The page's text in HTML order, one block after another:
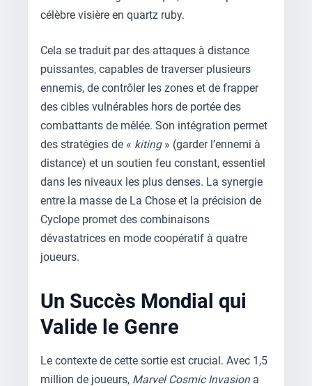
célèbre visière en quartz ruby.
Cela se traduit par des attaques à distance
puissantes, capables de traverser plusieurs
ennemis, de contrôler les zones et de frapper
des cibles vulnérables hors de portée des
combattants de mêlée. Son intégration permet
des stratégies de « kiting» (garder l’ennemi à
distance) et un soutien feu constant, essentiel
dans les niveaux les plus denses. La synergie
entre la masse de La Chose et la précision de
Cyclope promet des combinaisons
dévastatrices en mode coopératif à quatre
joueurs.
Un Succès Mondial qui
Valide le Genre
Le contexte de cette sortie est crucial. Avec 1,5
million de joueurs, Marvel Cosmic Invasiona